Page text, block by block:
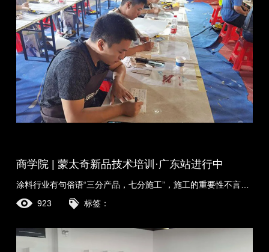
商学院 | 蒙太奇新品技术培训·广东站进行中
涂料行业有句俗语“三分产品，七分施工”，施工的重要性不言而喻。蒙太奇商学院为进一步提高全国经销商技师团队的综合能力，更好的为客户服务，2020年新品技术......
923
标签：